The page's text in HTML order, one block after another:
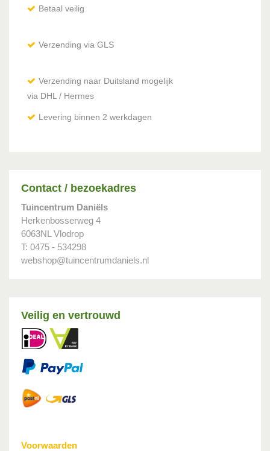
Betaal veilig
Verzending via GLS
Verzending naar Duitsland mogelijk
via DHL / Hermes
Levering binnen 2 werkdagen
Contact / bezoekadres
Tuincentrum Daniëls
Herkenbosserweg 4
6063NL Vlodrop
T: 0475 - 534298
webshop@tuincentrumdaniels.nl
Veilig en vertrouwd
Voorwaarden